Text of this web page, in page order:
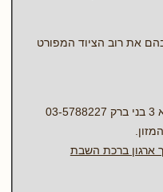
את רוב הציוד המפורט
ארגון ברכת השבת